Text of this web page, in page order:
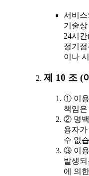
서비스
기술
24시
정기
이나
제 10 조 (
① 이용
책임
② 명백
용자
수 없
③ 이용
발생
에 의